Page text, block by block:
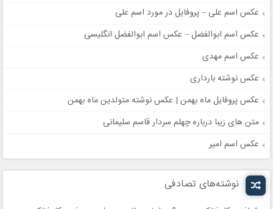
عکس اسم علی – پروفایل در مورد اسم علی
عکس اسم ابوالفضل – عکس اسم ابوالفضل انگلیسی
عکس اسم مهدی
عکس نوشته بارداری
عکس پروفایل ماه بهمن | عکس نوشته متولدین ماه بهمن
متن های زیبا درباره چهلم سردار قاسم سلیمانی
عکس اسم امیر
نوشته‌های تصادفی